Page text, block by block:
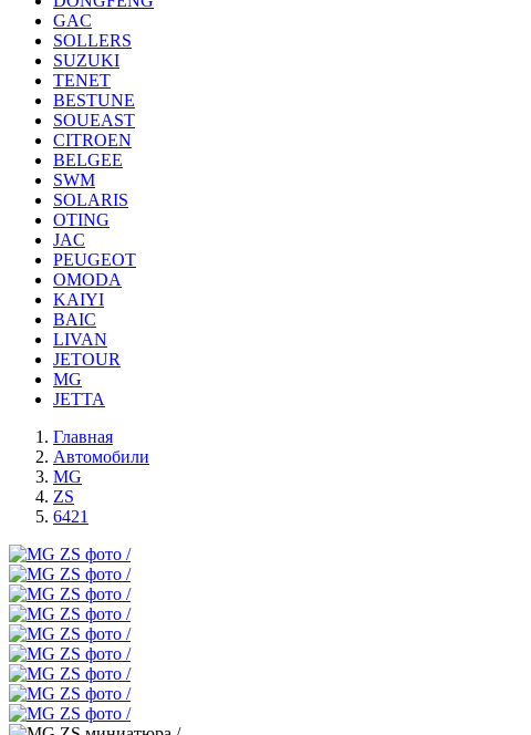
GAC
SOLLERS
SUZUKI
TENET
BESTUNE
SOUEAST
CITROEN
BELGEE
SWM
SOLARIS
OTING
JAC
PEUGEOT
OMODA
KAIYI
BAIC
LIVAN
JETOUR
MG
JETTA
Главная
Автомобили
MG
ZS
6421